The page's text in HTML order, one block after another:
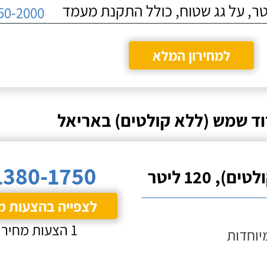
2000
למחירון המלא
שמש (ללא קולטים) באריאל
ליטר 1750
לצפייה בהצעות
1 הצעות מחיר